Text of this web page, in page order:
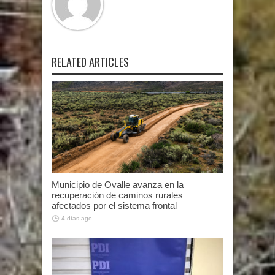
RELATED ARTICLES
Municipio de Ovalle avanza en la
recuperación de caminos rurales
afectados por el sistema frontal
4 días ago